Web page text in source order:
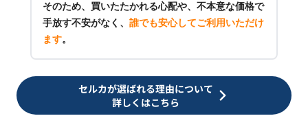
そのため、買いたたかれる心配や、不本意な価格で
手放す不安がなく、 誰でも安心してご利用いただけ
ます。
セルカが選ばれる理由について
詳しくはこちら